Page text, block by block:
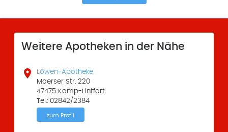
Weitere Apotheken in der Nähe

Löwen-Apotheke
Moerser Str. 220
47475 Kamp-Lintfort
Tel.: 02842/2384
zum Profil